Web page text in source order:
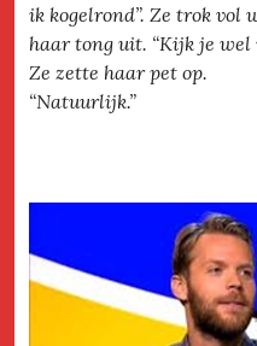
ik kogelrond”. Ze trok vol
haar tong uit. “Kijk je wel
Ze zette haar pet op.
“Natuurlijk.”